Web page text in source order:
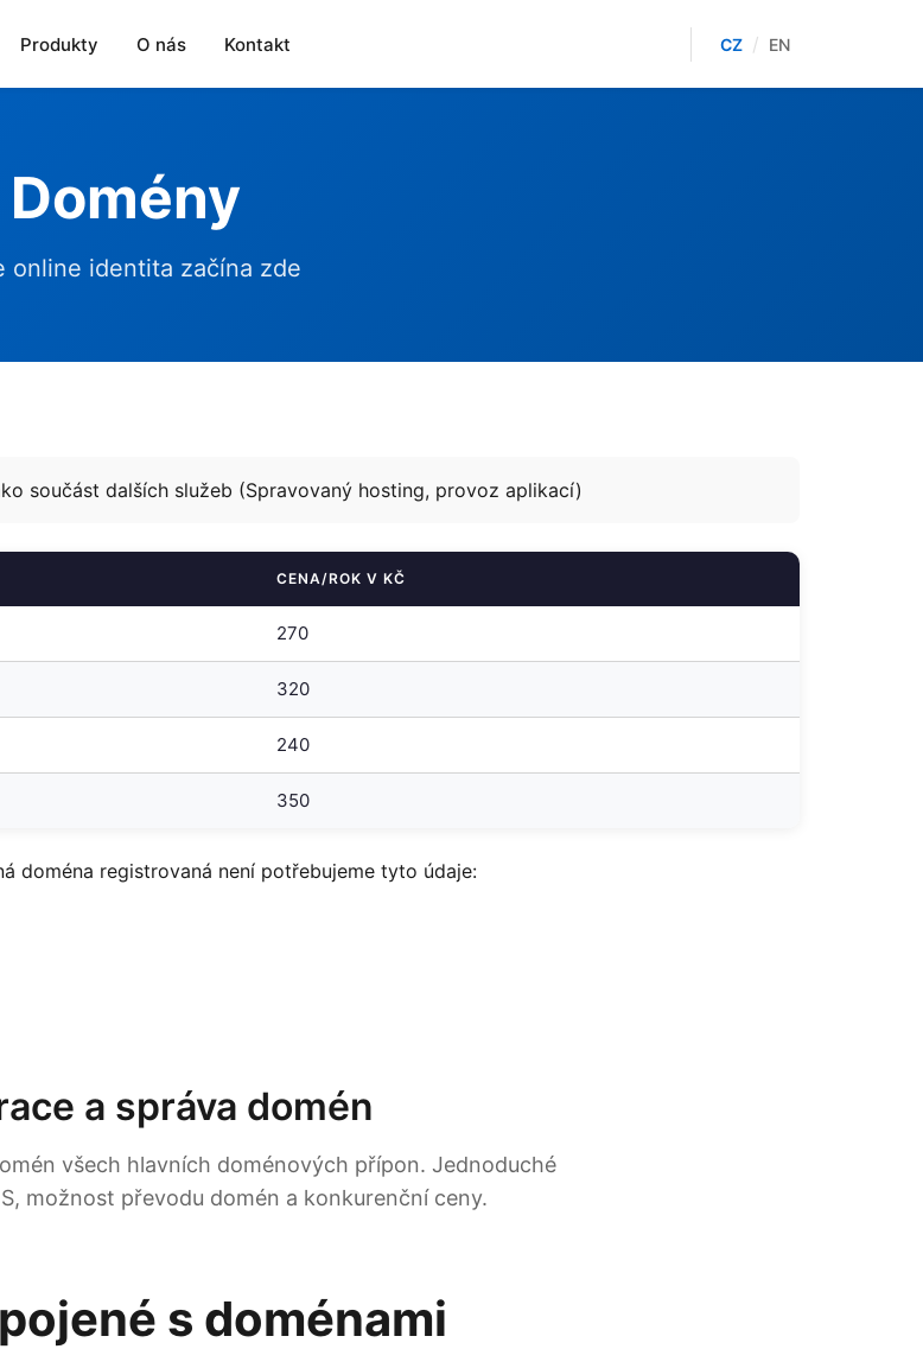
Produkty O nás Kontakt CZ / EN
Domény
online identita začína zde
součást dalších služeb (Spravovaný hosting, provoz aplikací)
CENA/ROK V KČ
270
320
240
350
doména registrovaná není potřebujeme tyto údaje:
a správa domén
všech hlavních doménových přípon. Jednoduché
možnost převodu domén a konkurenční ceny.
s doménami